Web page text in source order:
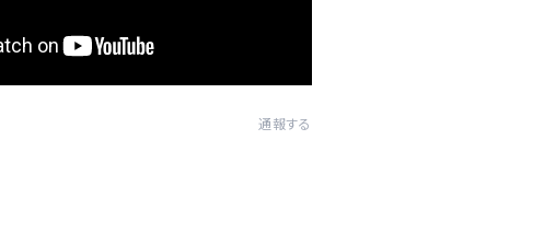
通報する